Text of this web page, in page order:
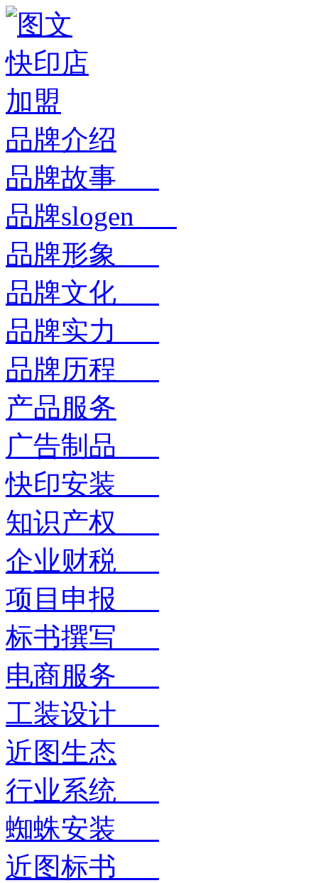
品牌介绍
品牌故事
品牌slogen
品牌形象
品牌文化
品牌实力
品牌历程
产品服务
广告制品
快印安装
知识产权
企业财税
项目申报
标书撰写
电商服务
工装设计
近图生态
行业系统
蜘蛛安装
近图标书